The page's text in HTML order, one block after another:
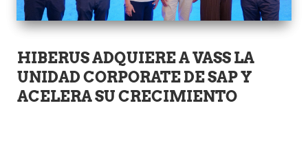
HIBERUS ADQUIERE A VASS LA
UNIDAD CORPORATE DE SAP Y
ACELERA SU CRECIMIENTO